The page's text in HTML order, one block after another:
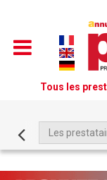
Tous les
Les